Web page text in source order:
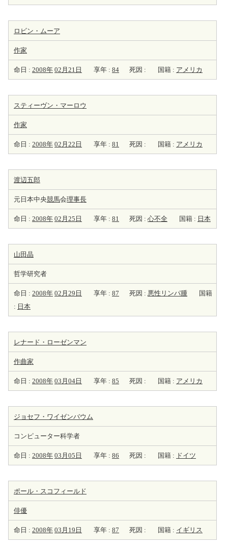
ロビン・ムーア
作家
命日 : 2008年 02月21日 享年 : 84 死因 : 国籍 : アメリカ
スティーヴン・マーロウ
作家
命日 : 2008年 02月22日 享年 : 81 死因 : 国籍 : アメリカ
渡辺五郎
元日本中央競馬会理事長
命日 : 2008年 02月25日 享年 : 81 死因 : 心不全 国籍 : 日本
山田晶
哲学研究者
命日 : 2008年 02月29日 享年 : 87 死因 : 悪性リンパ腫
国籍
: 日本
レナード・ローゼンマン
作曲家
命日 : 2008年 03月04日 享年 : 85 死因 : 国籍 : アメリカ
ジョセフ・ワイゼンバウム
コンピューター科学者
命日 : 2008年 03月05日 享年 : 86 死因 : 国籍 : ドイツ
ポール・スコフィールド
俳優
命日 : 2008年 03月19日 享年 : 87 死因 : 国籍 : イギリス